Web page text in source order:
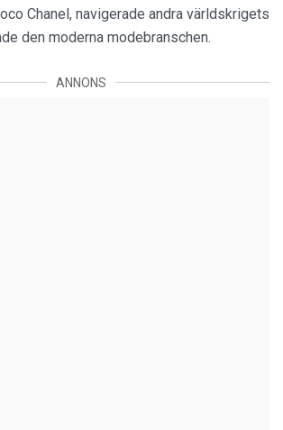
Chanel, navigerade andra världskrigets
den moderna modebranschen.
ANNONS